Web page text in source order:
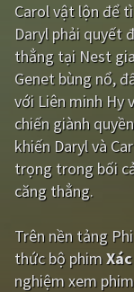
Phiêu lưu
Viễn tưởng
Hoạt hình
Tình cảm - Lãng mạn
Giật gân
Bí ẩn
Viễn Tây
GameShow
Carol vật lộn để
Daryl phải quyết
thẳng tại Nest
Genet bùng nổ,
với Liên minh Hy
chiến giành
khiến Daryl và
trọng trong bối
căng thẳng.
Trên nền tảng
thức bộ phim
nghiệm xem